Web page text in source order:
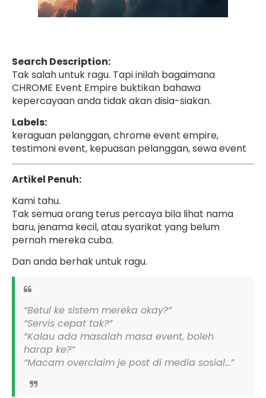
Search Description:
Tak salah untuk ragu. Tapi inilah bagaimana
CHROME Event Empire buktikan bahawa
kepercayaan anda tidak akan disia-siakan.
Labels:
keraguan pelanggan, chrome event empire,
testimoni event, kepuasan pelanggan, sewa event
Artikel Penuh:
Kami tahu.
Tak semua orang terus percaya bila lihat nama
baru, jenama kecil, atau syarikat yang belum
pernah mereka cuba.
Dan anda berhak untuk ragu.
“Betul ke sistem mereka okay?”
“Servis cepat tak?”
“Kalau ada masalah masa event, boleh
harap ke?”
“Macam overclaim je post di media sosial…”